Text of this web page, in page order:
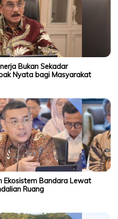
Bukan Sekadar
Nyata bagi Masyarakat
Ekosistem Bandara Lewat
Ruang